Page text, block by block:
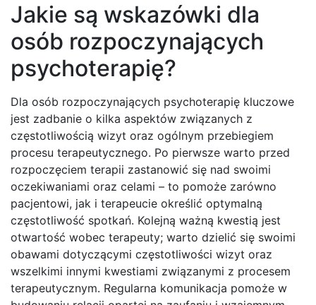
Jakie są wskazówki dla
osób rozpoczynających
psychoterapię?
Dla osób rozpoczynających psychoterapię kluczowe
jest zadbanie o kilka aspektów związanych z
częstotliwością wizyt oraz ogólnym przebiegiem
procesu terapeutycznego. Po pierwsze warto przed
rozpoczęciem terapii zastanowić się nad swoimi
oczekiwaniami oraz celami – to pomoże zarówno
pacjentowi, jak i terapeucie określić optymalną
częstotliwość spotkań. Kolejną ważną kwestią jest
otwartość wobec terapeuty; warto dzielić się swoimi
obawami dotyczącymi częstotliwości wizyt oraz
wszelkimi innymi kwestiami związanymi z procesem
terapeutycznym. Regularna komunikacja pomoże w